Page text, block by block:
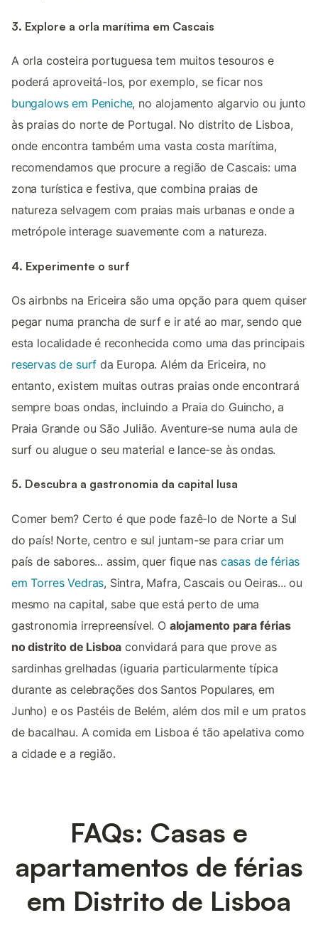
3. Explore a orla marítima em Cascais
A orla costeira portuguesa tem muitos tesouros e
poderá aproveitá-los, por exemplo, se ficar nos
bungalows em Peniche, no alojamento algarvio ou junto
às praias do norte de Portugal. No distrito de Lisboa,
onde encontra também uma vasta costa marítima,
recomendamos que procure a região de Cascais: uma
zona turística e festiva, que combina praias de
natureza selvagem com praias mais urbanas e onde a
metrópole interage suavemente com a natureza.
4. Experimente o surf
Os airbnbs na Ericeira são uma opção para quem quiser
pegar numa prancha de surf e ir até ao mar, sendo que
esta localidade é reconhecida como uma das principais
reservas de surf da Europa. Além da Ericeira, no
entanto, existem muitas outras praias onde encontrará
sempre boas ondas, incluindo a Praia do Guincho, a
Praia Grande ou São Julião. Aventure-se numa aula de
surf ou alugue o seu material e lance-se às ondas.
5. Descubra a gastronomia da capital lusa
Comer bem? Certo é que pode fazê-lo de Norte a Sul
do país! Norte, centro e sul juntam-se para criar um
país de sabores... assim, quer fique nas casas de férias
em Torres Vedras, Sintra, Mafra, Cascais ou Oeiras... ou
mesmo na capital, sabe que está perto de uma
gastronomia irrepreensível. O alojamento para férias
no distrito de Lisboa convidará para que prove as
sardinhas grelhadas (iguaria particularmente típica
durante as celebrações dos Santos Populares, em
Junho) e os Pastéis de Belém, além dos mil e um pratos
de bacalhau. A comida em Lisboa é tão apelativa como
a cidade e a região.
FAQs: Casas e
apartamentos de férias
em Distrito de Lisboa